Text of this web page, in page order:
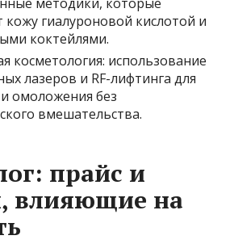
гиалуроновой кислотой и
коктейлями.
косметология: использование
лазеров и RF-лифтинга для
омоложения без
вмешательства.
прайс и
влияющие на